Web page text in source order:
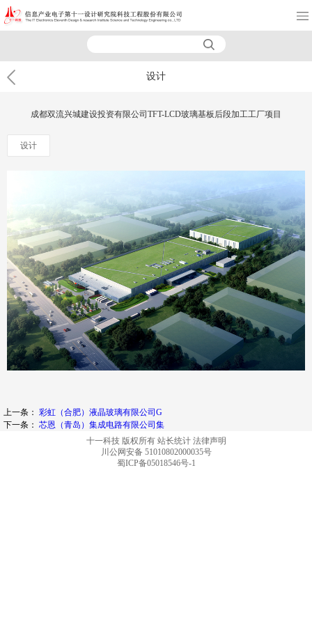
设计
成都双流兴城建设投资有限公司TFT-LCD玻璃基板后段加工工厂项目
设计
上一条： 彩虹（合肥）液晶玻璃有限公司G
下一条： 芯恩（青岛）集成电路有限公司集
十一科技 版权所有 站长统计 法律声明
川公网安备 51010802000035号
蜀ICP备05018546号-1